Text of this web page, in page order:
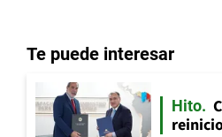
Te puede interesar
Hito